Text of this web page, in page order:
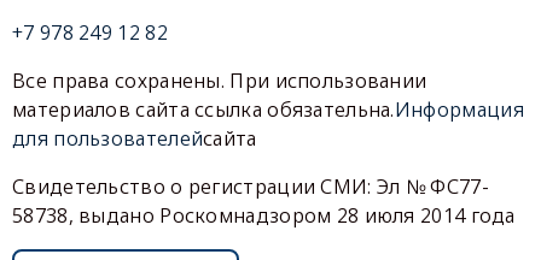
+7 978 249 12 82
Все права сохранены. При использовании
материалов сайта ссылка обязательна.Информация
для пользователейсайта
Свидетельство о регистрации СМИ: Эл № ФС77-
58738, выдано Роскомнадзором 28 июля 2014 года